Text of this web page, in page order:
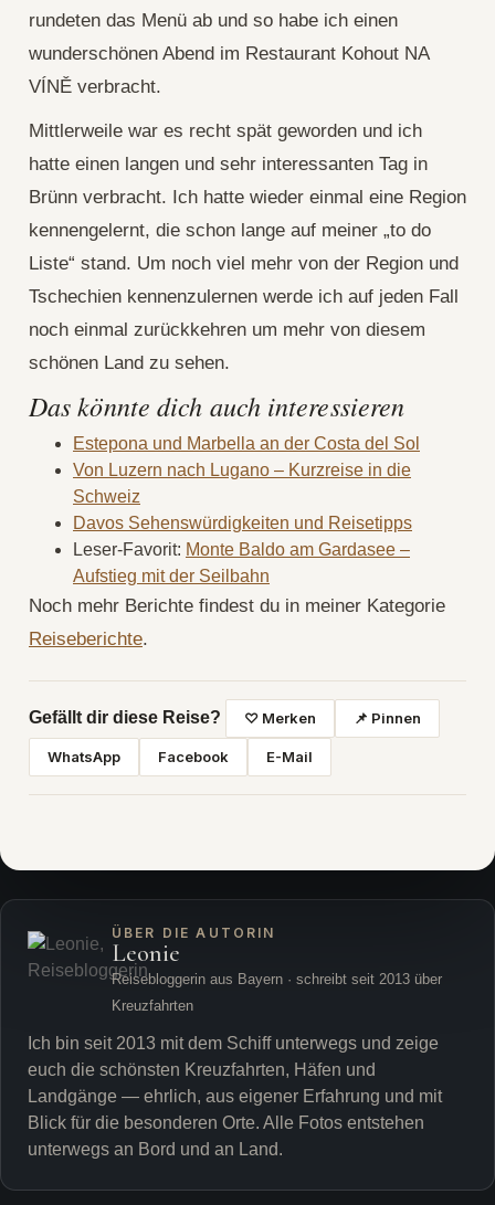
rundeten das Menü ab und so habe ich einen
wunderschönen Abend im Restaurant Kohout NA
VÍNĚ verbracht.
Mittlerweile war es recht spät geworden und ich
hatte einen langen und sehr interessanten Tag in
Brünn verbracht. Ich hatte wieder einmal eine Region
kennengelernt, die schon lange auf meiner „to do
Liste“ stand. Um noch viel mehr von der Region und
Tschechien kennenzulernen werde ich auf jeden Fall
noch einmal zurückkehren um mehr von diesem
schönen Land zu sehen.
Das könnte dich auch interessieren
Estepona und Marbella an der Costa del Sol
Von Luzern nach Lugano – Kurzreise in die
Schweiz
Davos Sehenswürdigkeiten und Reisetipps
Leser-Favorit: Monte Baldo am Gardasee –
Aufstieg mit der Seilbahn
Noch mehr Berichte findest du in meiner Kategorie
Reiseberichte.
Gefällt dir diese Reise? ♡ Merken 📌 Pinnen
WhatsApp Facebook E-Mail
ÜBER DIE AUTORIN
Leonie
Reisebloggerin aus Bayern · schreibt seit 2013 über
Kreuzfahrten
Ich bin seit 2013 mit dem Schiff unterwegs und zeige
euch die schönsten Kreuzfahrten, Häfen und
Landgänge — ehrlich, aus eigener Erfahrung und mit
Blick für die besonderen Orte. Alle Fotos entstehen
unterwegs an Bord und an Land.